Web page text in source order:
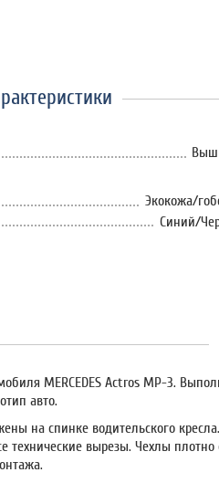
Экокожа/
Синий/
MERCEDES Actros MP-3.
авто.
на спинке водительского
технические вырезы. Чехлы